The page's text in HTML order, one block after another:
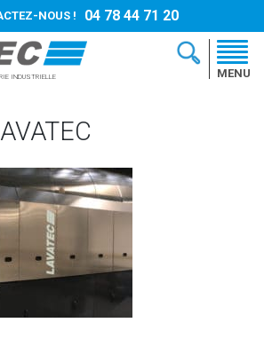
INDUSTRIELLE
NOUS ! 04 78 44 71 20
MENU